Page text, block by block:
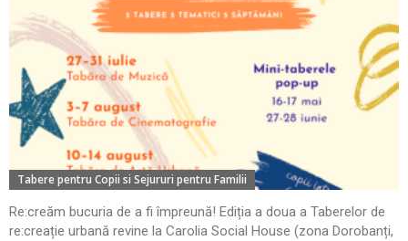
Tabere pentru Copii si Sejururi pentru Familii
Re:creăm bucuria de a fi împreună! Ediția a doua a Taberelor de
re:creație urbană revine la Carolia Social House (zona Dorobanți,